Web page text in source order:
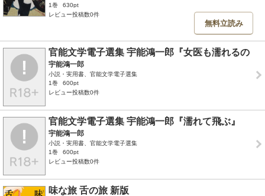
1巻
630pt
レビュー投稿数0件
無料立読み
官能文学電子選集 宇能鴻一郎『女医も濡れるの
宇能鴻一郎
小説・実用書、官能文学電子選集
1巻
600pt
レビュー投稿数0件
官能文学電子選集 宇能鴻一郎『濡れて飛ぶ』
宇能鴻一郎
小説・実用書、官能文学電子選集
1巻
600pt
レビュー投稿数0件
味な旅 舌の旅 新版